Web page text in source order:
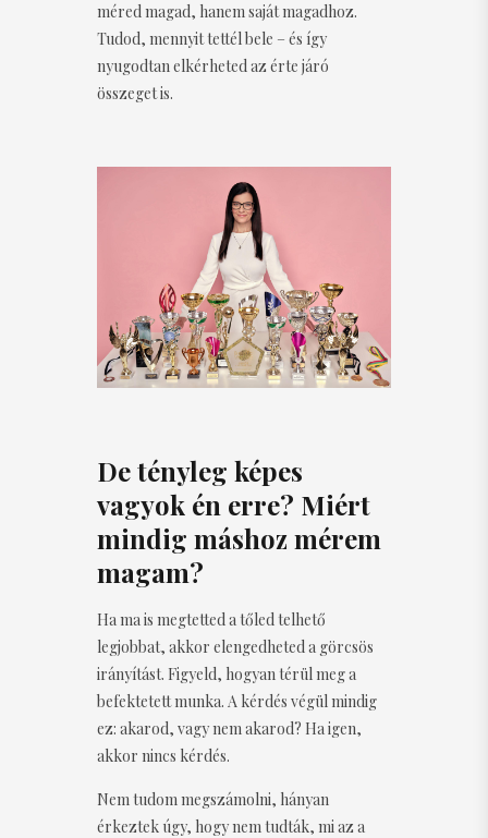
méred magad, hanem saját magadhoz.
Tudod, mennyit tettél bele – és így
nyugodtan elkérheted az érte járó
összeget is.
De tényleg képes
vagyok én erre? Miért
mindig máshoz mérem
magam?
Ha ma is megtetted a tőled telhető
legjobbat, akkor elengedheted a görcsös
irányítást. Figyeld, hogyan térül meg a
befektetett munka. A kérdés végül mindig
ez: akarod, vagy nem akarod? Ha igen,
akkor nincs kérdés.
Nem tudom megszámolni, hányan
érkeztek úgy, hogy nem tudták, mi az a